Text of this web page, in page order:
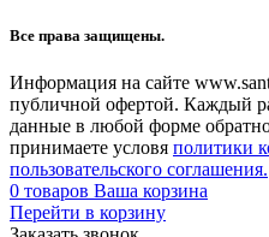
Все права защищены.
Информация на сайте
публичной офертой. Каждый
данные в любой форме
принимаете условя политики
пользовательского соглашения.
0 товаров Ваша корзина
Перейти в корзину